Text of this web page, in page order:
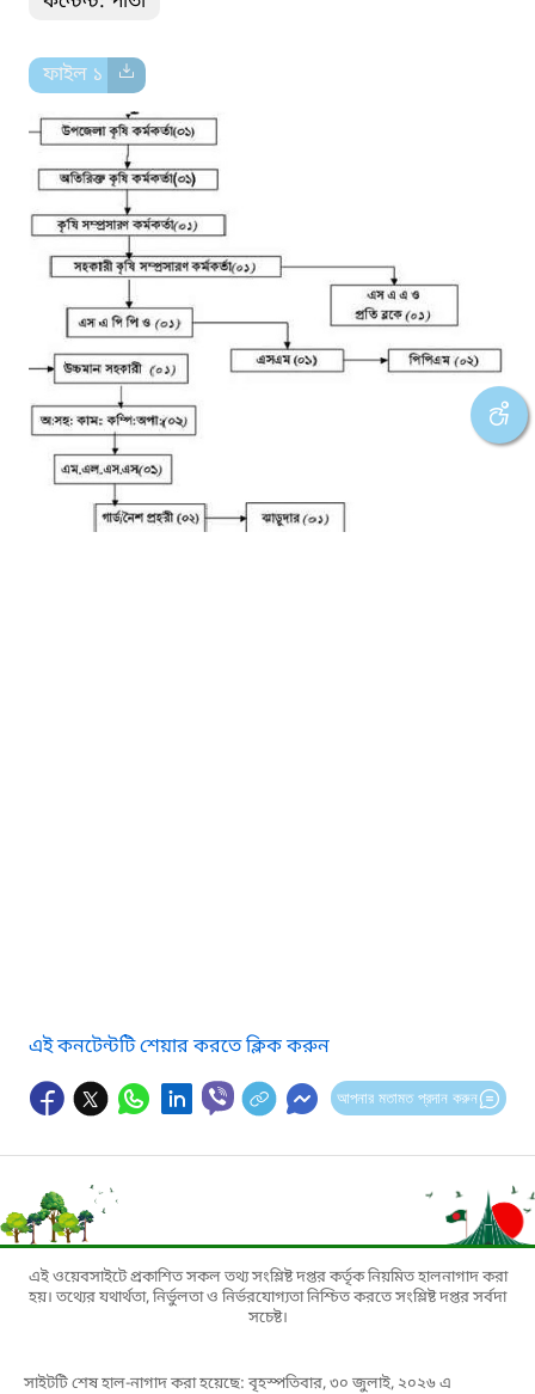
ফাইল ১
এই কনটেন্টটি শেয়ার করতে ক্লিক করুন
আপনার মতামত প্রদান করুন
এই ওয়েবসাইটে প্রকাশিত সকল তথ্য সংশ্লিষ্ট দপ্তর কর্তৃক নিয়মিত হালনাগাদ করা
হয়। তথ্যের যথার্থতা, নির্ভুলতা ও নির্ভরযোগ্যতা নিশ্চিত করতে সংশ্লিষ্ট দপ্তর সর্বদা
সচেষ্ট।
সাইটটি শেষ হাল-নাগাদ করা হয়েছে: বৃহস্পতিবার, ৩০ জুলাই, ২০২৬ এ